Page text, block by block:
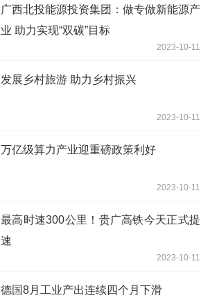
广西北投能源投资集团：做专做新能源产
业 助力实现“双碳”目标
2023-10-11
发展乡村旅游 助力乡村振兴
2023-10-11
万亿级算力产业迎重磅政策利好
2023-10-11
最高时速300公里！贵广高铁今天正式提
速
2023-10-11
德国8月工业产出连续四个月下滑